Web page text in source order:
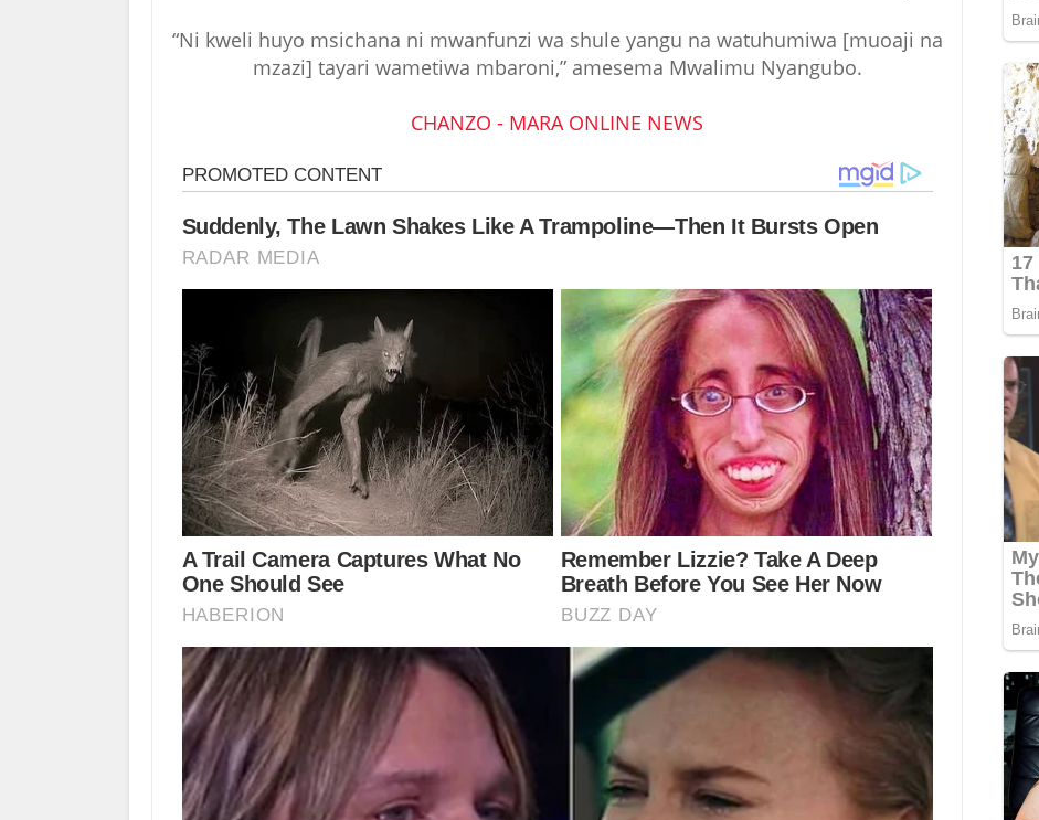
“Ni kweli huyo msichana ni mwanfunzi wa shule yangu na watuhumiwa [muoaji na
mzazi] tayari wametiwa mbaroni,” amesema Mwalimu Nyangubo.
CHANZO - MARA ONLINE NEWS